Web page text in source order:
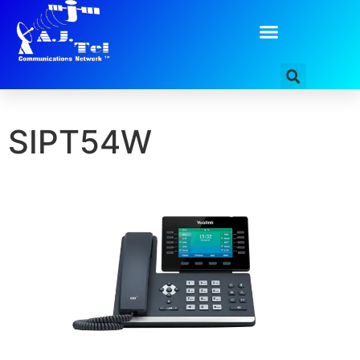
contenido
Añade aquí tu texto de
cabecera
SIPT54W